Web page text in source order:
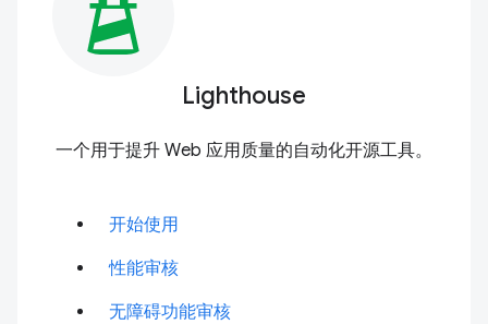
Lighthouse
一个用于提升 Web 应用质量的自动化开源工具。
开始使用
性能审核
无障碍功能审核